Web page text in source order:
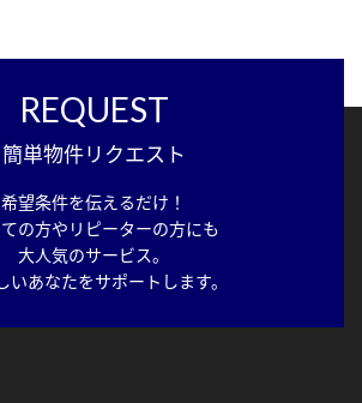
REQUEST
簡単物件リクエスト
希望条件を伝えるだけ！
の方やリピーターの方にも
大人気のサービス。
いあなたをサポートします。